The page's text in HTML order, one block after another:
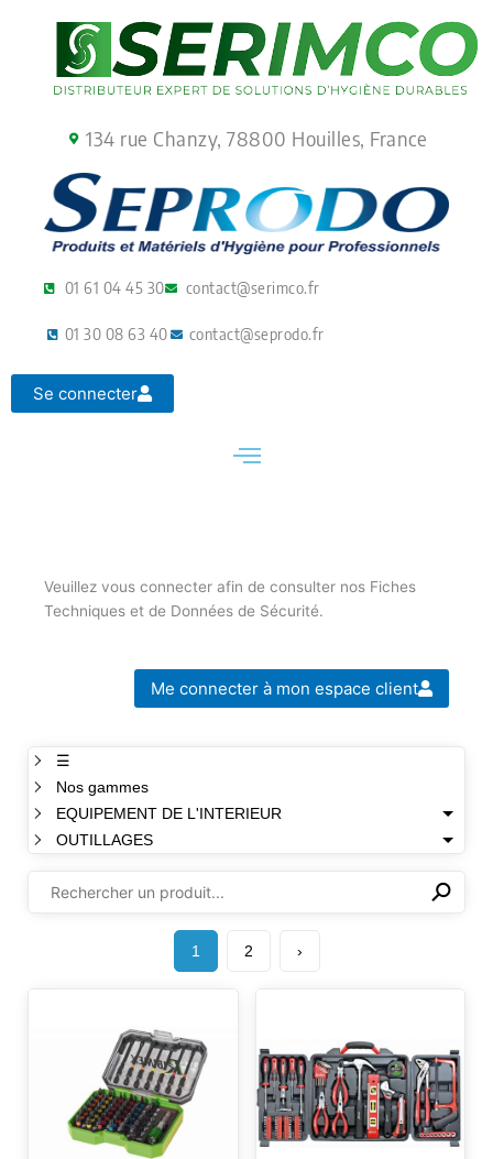
134 rue Chanzy, 78800 Houilles, France
01 61 04 45 30 contact@serimco.fr
01 30 08 63 40 contact@seprodo.fr
Se connecter
Veuillez vous connecter afin de consulter nos Fiches
Techniques et de Données de Sécurité.
Me connecter à mon espace client
☰
Nos gammes
EQUIPEMENT DE L'INTERIEUR
OUTILLAGES
⚲
1 2 ›